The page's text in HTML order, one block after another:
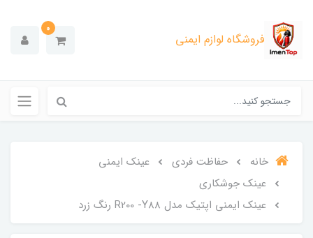
فروشگاه لوازم ایمنی
0
خانه حفاظت فردی
عینک ایمنی
عینک جوشکاری
عینک ایمنی اپتیک مدل R200 -Y88 رنگ زرد